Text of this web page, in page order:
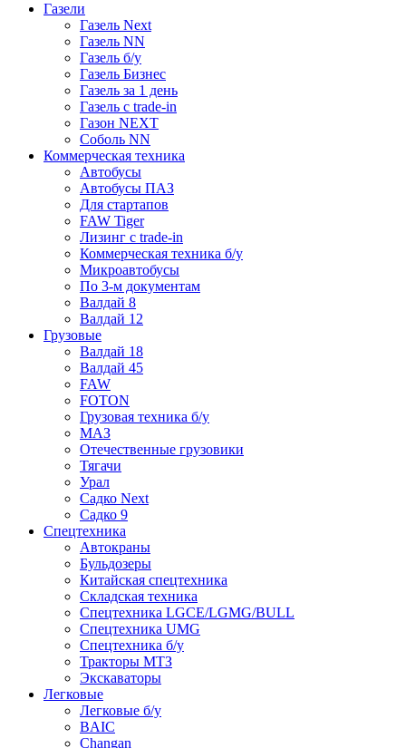
Газели
Газель Next
Газель NN
Газель б/у
Газель Бизнес
Газель за 1 день
Газель с trade-in
Газон NEXT
Соболь NN
Коммерческая техника
Автобусы
Автобусы ПАЗ
Для стартапов
FAW Tiger
Лизинг с trade-in
Коммерческая техника б/у
Микроавтобусы
По 3-м документам
Валдай 8
Валдай 12
Грузовые
Валдай 18
Валдай 45
FAW
FOTON
Грузовая техника б/у
МАЗ
Отечественные грузовики
Тягачи
Урал
Садко Next
Садко 9
Спецтехника
Автокраны
Бульдозеры
Китайская спецтехника
Складская техника
Спецтехника LGCE/LGMG/BULL
Спецтехника UMG
Спецтехника б/у
Тракторы МТЗ
Экскаваторы
Легковые
Легковые б/у
BAIC
Changan